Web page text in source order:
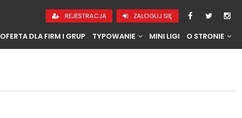
REJESTRACJA ZALOGUJ SIĘ
OFERTA DLA FIRM I GRUP TYPOWANIE MINI LIGI O STRONIE